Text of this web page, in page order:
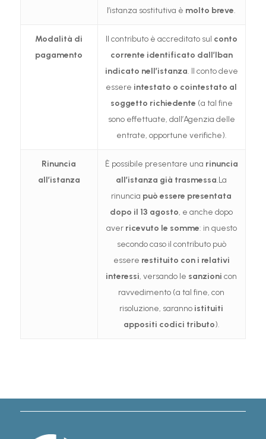
l’istanza sostitutiva è molto breve.
Modalità di
pagamento
Il contributo è accreditato sul conto
corrente identificato dall’Iban
indicato nell’istanza. Il conto deve
essere intestato o cointestato al
soggetto richiedente (a tal fine
sono effettuate, dall’Agenzia delle
entrate, opportune verifiche).
Rinuncia
all’istanza
È possibile presentare una rinuncia
all’istanza già trasmessa.La
rinuncia può essere presentata
dopo il 13 agosto, e anche dopo
aver ricevuto le somme: in questo
secondo caso il contributo può
essere restituito con i relativi
interessi, versando le sanzioni con
ravvedimento (a tal fine, con
risoluzione, saranno istituiti
appositi codici tributo).